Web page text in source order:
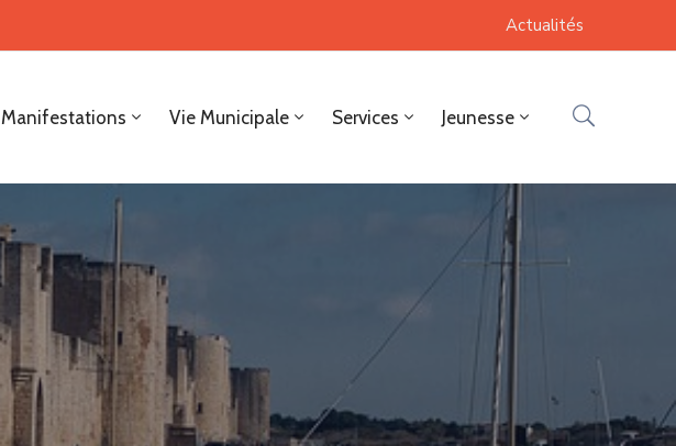
Actualités
Manifestations Vie Municipale Services Jeunesse